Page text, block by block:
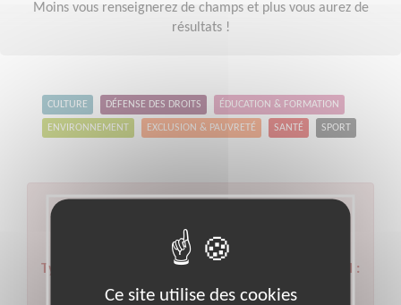
Moins vous renseignerez de champs et plus vous aurez de
résultats !
CULTURE DÉFENSE DES DROITS ÉDUCATION & FORMATION
ENVIRONNEMENT EXCLUSION & PAUVRETÉ SANTÉ SPORT
Aucun résultat pour votre
recherche
Type d'action : Secourisme, Santé, Soins
Code postal :
46Ville :Cahors
Ce site utilise des cookies